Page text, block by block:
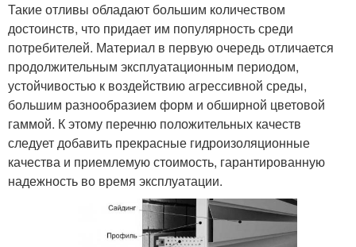
Такие отливы обладают большим количеством
достоинств, что придает им популярность среди
потребителей. Материал в первую очередь отличается
продолжительным эксплуатационным периодом,
устойчивостью к воздействию агрессивной среды,
большим разнообразием форм и обширной цветовой
гаммой. К этому перечню положительных качеств
следует добавить прекрасные гидроизоляционные
качества и приемлемую стоимость, гарантированную
надежность во время эксплуатации.